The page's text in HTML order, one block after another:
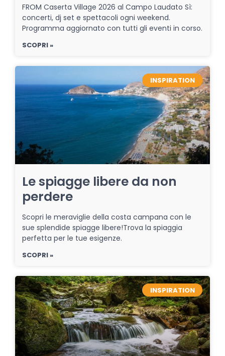
FROM Caserta Village 2026 al Campo Laudato Sì:
concerti, dj set e spettacoli ogni weekend.
Programma aggiornato con tutti gli eventi in corso.
SCOPRI »
INSPIRATION
Le spiagge libere da non
perdere
Scopri le meraviglie della costa campana con le
sue splendide spiagge libere!Trova la spiaggia
perfetta per le tue esigenze.
SCOPRI »
INSPIRATION